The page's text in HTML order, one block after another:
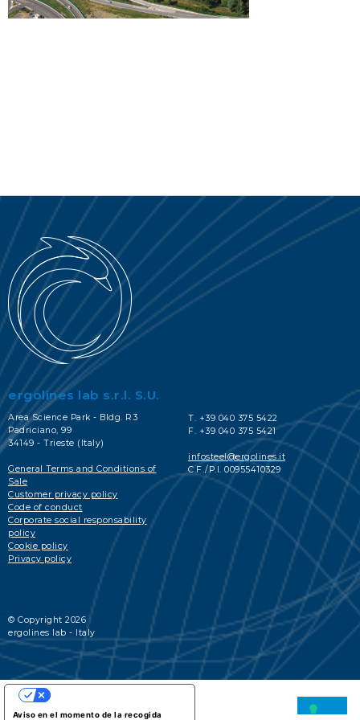
SERVICE PORTAL
ergolines lab s.r.l. S.U.
Area Science Park - Bldg. R3
Padriciano, 99
34149 - Trieste (Italy)
General Terms and Conditions of
Sale
Customer privacy policy
Code of conduct
Corporate social responsability
policy
Cookie policy
Privacy policy
T. +39 040 375 5422
F. +39 040 375 5421
infosteel@ergolines.it
C.F./P.I. 00955410329
© Copyright 2026
ergolines lab - Italy
Aviso en el momento de la recogida